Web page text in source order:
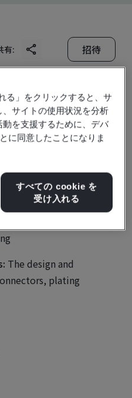
有: 招待
(Hui
The design and
plating
る」をクリックすると、サ
サイトの使用状況を分析
を支援するために、デバ
に同意したことになりま
すべての cookie を
受け入れる